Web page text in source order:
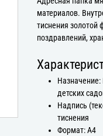
материалов.
тиснения золотой
поздравлений,
детских
Надпись
тиснения
Формат: А4